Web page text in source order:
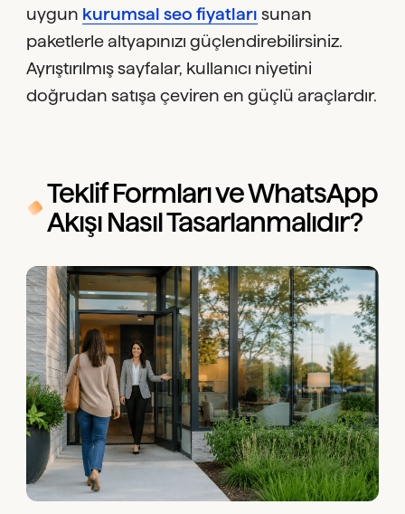
uygun kurumsal seo fiyatları sunan
paketlerle altyapınızı güçlendirebilirsiniz.
Ayrıştırılmış sayfalar, kullanıcı niyetini
doğrudan satışa çeviren en güçlü araçlardır.
Teklif Formları ve WhatsApp
Akışı Nasıl Tasarlanmalıdır?